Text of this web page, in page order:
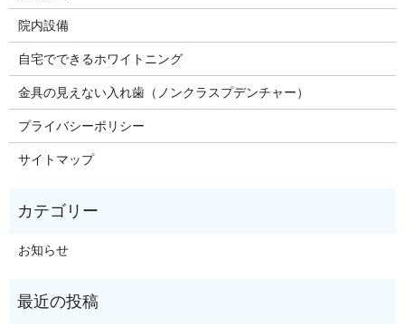
院内設備
自宅でできるホワイトニング
金具の見えない入れ歯（ノンクラスプデンチャー）
プライバシーポリシー
サイトマップ
お知らせ